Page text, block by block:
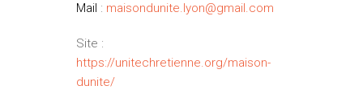
Mail : maisondunite.lyon@gmail.com
Site :
https://unitechretienne.org/maison-
dunite/